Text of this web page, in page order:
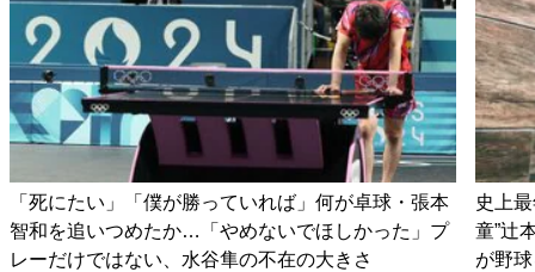
「死にたい」「僕が勝っていれば」何が卓球・張本
智和を追いつめたか…「やめないでほしかった」プ
レーだけではない、水谷隼の不在の大きさ
史上
童”辻
が野